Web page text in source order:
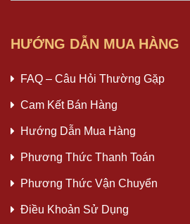
HƯỚNG DẪN MUA HÀNG
FAQ – Câu Hỏi Thường Gặp
Cam Kết Bán Hàng
Hướng Dẫn Mua Hàng
Phương Thức Thanh Toán
Phương Thức Vận Chuyển
Điều Khoản Sử Dụng